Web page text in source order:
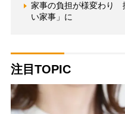
家事の負担が様変わり
い家事」に
注目TOPIC